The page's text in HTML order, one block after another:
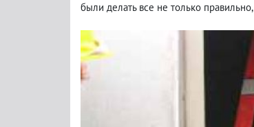
были делать все не только правильно,